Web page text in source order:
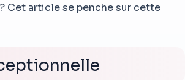
Cet article se penche sur cette